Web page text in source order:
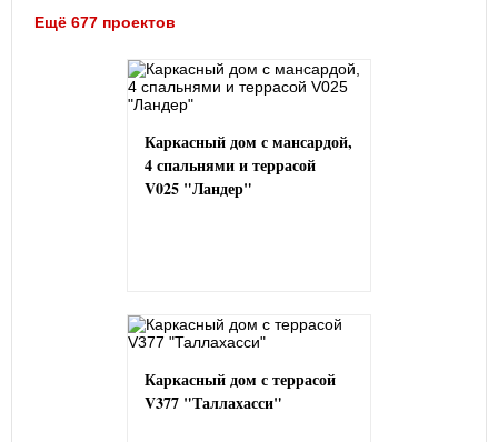
Ещё 677 проектов
Каркасный дом с мансардой,
4 спальнями и террасой
V025 "Ландер"
Каркасный дом с террасой
V377 "Таллахасси"